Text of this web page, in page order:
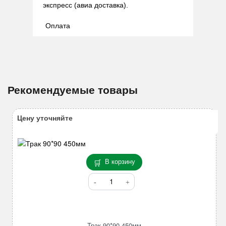
экспресс (авиа доставка).
Оплата
Рекомендуемые товары
В корзину
Количество
товара
Цену уточняйте